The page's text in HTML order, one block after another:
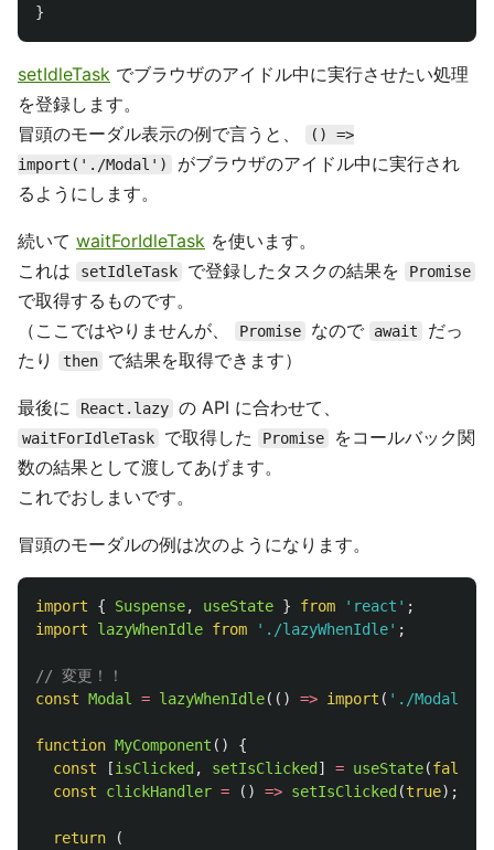
}
setIdleTask でブラウザのアイドル中に実行させたい処理
を登録します。
冒頭のモーダル表示の例で言うと、
() =>
import('./Modal')
がブラウザのアイドル中に実行され
るようにします。
続いて waitForIdleTask を使います。
これは
setIdleTask で登録したタスクの結果を Promise
で取得するものです。
（ここではやりませんが、
Promise なので await
だっ
たり
then で結果を取得できます）
最後に React.lazy の API に合わせて、
waitForIdleTask で取得した Promise
をコールバック関
数の結果として渡してあげます。
これでおしまいです。
冒頭のモーダルの例は次のようになります。
import { Suspense, useState } from ' react ' ;
import
lazyWhenIdle from ' ./lazyWhenIdle' ;
// 変更！！
const Modal = lazyWhenIdle(() => import ( ' ./Modal
function MyComponent ()
{
const
[isClicked , setIsClicked ] = useState(false
const
clickHandler = () => setIsClicked (true);
return (